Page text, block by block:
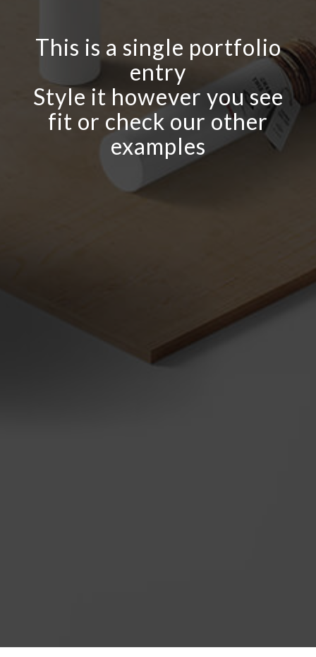
This is a single portfolio
entry
Style it however you see
fit or check our other
examples